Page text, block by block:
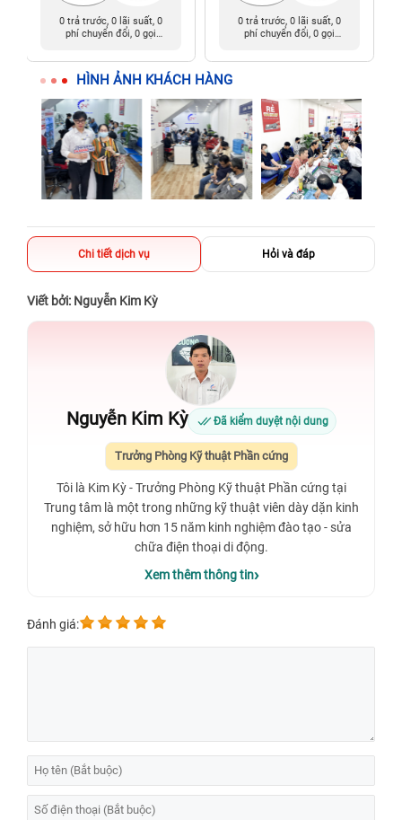
0 trả trước, 0 lãi suất, 0
phí chuyển đổi, 0 gọi
0 trả trước, 0 lãi suất, 0
phí chuyển đổi, 0 gọi
HÌNH ẢNH KHÁCH HÀNG
Chi tiết dịch vụ Hỏi và đáp
Viết bởi: Nguyễn Kim Kỳ
Nguyễn Kim Kỳ Đã kiểm duyệt nội dung
Trưởng Phòng Kỹ thuật Phần cứng
Tôi là Kim Kỳ - Trưởng Phòng Kỹ thuật Phần cứng tại
Trung tâm là một trong những kỹ thuật viên dày dặn kinh
nghiệm, sở hữu hơn 15 năm kinh nghiệm đào tạo - sửa
chữa điện thoại di động.
Xem thêm thông tin
Đánh giá: